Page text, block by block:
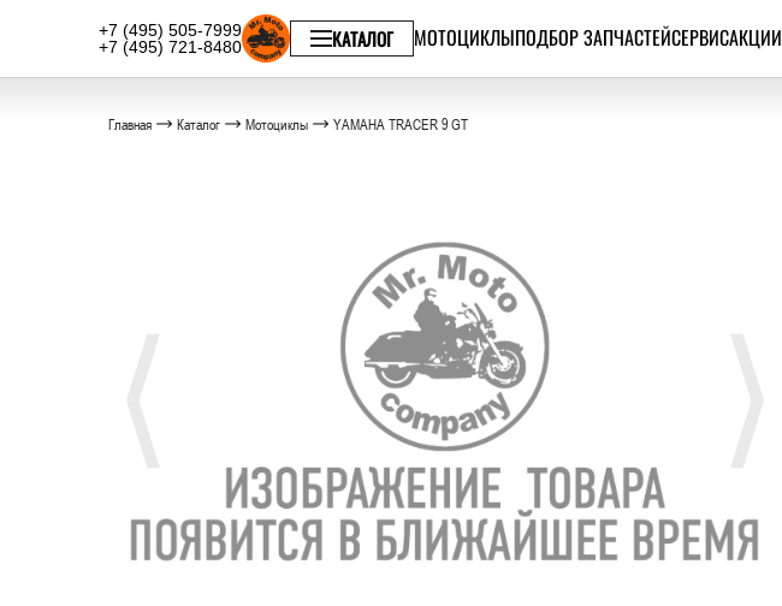
+7 (495) 505-7999
+7 (495) 721-8480
КАТАЛОГ МОТОЦИКЛЫПОДБОР ЗАПЧАСТЕЙСЕРВИСАКЦИИ
Главная Каталог Мотоциклы YAMAHA TRACER 9 GT